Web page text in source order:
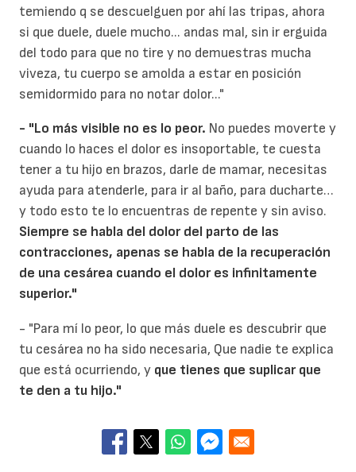
temiendo q se descuelguen por ahí las tripas, ahora
si que duele, duele mucho... andas mal, sin ir erguida
del todo para que no tire y no demuestras mucha
viveza, tu cuerpo se amolda a estar en posición
semidormido para no notar dolor..."
- "Lo más visible no es lo peor. No puedes moverte y
cuando lo haces el dolor es insoportable, te cuesta
tener a tu hijo en brazos, darle de mamar, necesitas
ayuda para atenderle, para ir al baño, para ducharte…
y todo esto te lo encuentras de repente y sin aviso.
Siempre se habla del dolor del parto de las
contracciones, apenas se habla de la recuperación
de una cesárea cuando el dolor es infinitamente
superior."
- "Para mí lo peor, lo que más duele es descubrir que
tu cesárea no ha sido necesaria, Que nadie te explica
que está ocurriendo, y que tienes que suplicar que
te den a tu hijo."